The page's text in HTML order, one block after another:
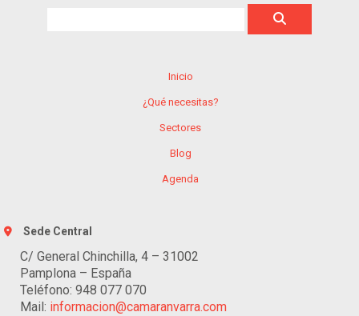
Inicio
¿Qué necesitas?
Sectores
Blog
Agenda
Sede Central
C/ General Chinchilla, 4 – 31002
Pamplona – España
Teléfono: 948 077 070
Mail: informacion@camaranvarra.com